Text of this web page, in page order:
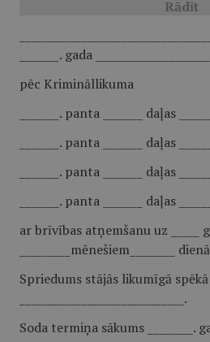
_______. gada
pēc Krimināllikuma
_______. panta _______ daļas
_______. panta _______ daļas
_______. panta _______ daļas
_______. panta _______ daļas
ar brīvības atņemšanu uz _____
_________mēnešiem________
Spriedums stājās likumīgā spēkā
_____________________________.
Soda termiņa sākums ________.